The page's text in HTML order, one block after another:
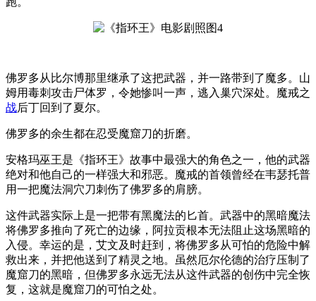
佛罗多从比尔博那里继承了这把武器，并一路带到了魔多。山
姆用毒刺攻击尸体罗，令她惨叫一声，逃入巢穴深处。魔戒之
战后丁回到了夏尔。
佛罗多的余生都在忍受魔窟刀的折磨。
安格玛巫王是《指环王》故事中最强大的角色之一，他的武器
绝对和他自己的一样强大和邪恶。魔戒的首领曾经在韦瑟托普
用一把魔法洞穴刀刺伤了佛罗多的肩膀。
这件武器实际上是一把带有黑魔法的匕首。武器中的黑暗魔法
将佛罗多推向了死亡的边缘，阿拉贡根本无法阻止这场黑暗的
入侵。幸运的是，艾文及时赶到，将佛罗多从可怕的危险中解
救出来，并把他送到了精灵之地。虽然厄尔伦德的治疗压制了
魔窟刀的黑暗，但佛罗多永远无法从这件武器的创伤中完全恢
复，这就是魔窟刀的可怕之处。